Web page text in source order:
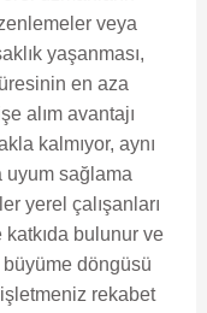
veya
yaşanması,
en aza
alım avantajı
kalmıyor, aynı
uyum sağlama
yerel çalışanları
bulunur ve
döngüsü
rekabet